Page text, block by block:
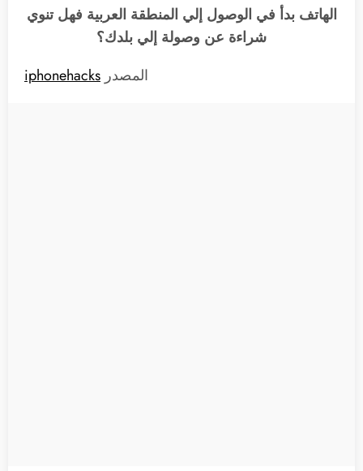
الهاتف بدأ في الوصول إلي المنطقة العربية فهل تنوي
شراءة عن وصولة إلي بلدك؟
المصدر iphonehacks